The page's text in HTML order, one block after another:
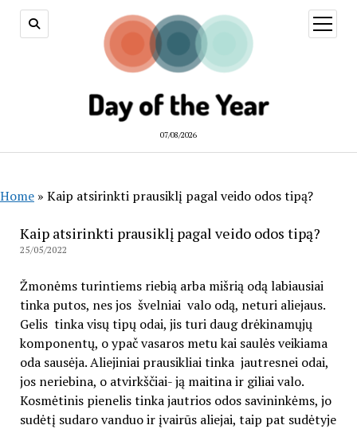
07/08/2026
open
menu
Home » Kaip atsirinkti prausiklį pagal veido odos tipą?
Kaip atsirinkti prausiklį pagal veido odos tipą?
25/05/2022
Žmonėms turintiems riebią arba mišrią odą labiausiai
tinka putos, nes jos švelniai valo odą, neturi aliejaus.
Gelis tinka visų tipų odai, jis turi daug drėkinamųjų
komponentų, o ypač vasaros metu kai saulės veikiama
oda sausėja. Aliejiniai prausikliai tinka jautresnei odai,
jos neriebina, o atvirkščiai- ją maitina ir giliai valo.
Kosmėtinis pienelis tinka jautrios odos savininkėms, jo
sudėtį sudaro vanduo ir įvairūs aliejai, taip pat sudėtyje